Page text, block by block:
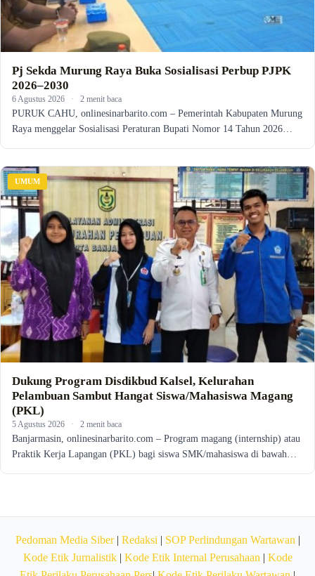
Pj Sekda Murung Raya Buka Sosialisasi Perbup PJPK
2026–2030
6 Agustus 2026 · 2 menit baca
PURUK CAHU, onlinesinarbarito.com – Pemerintah Kabupaten Murung
Raya menggelar Sosialisasi Peraturan Bupati Nomor 14 Tahun 2026…
UMUM
Dukung Program Disdikbud Kalsel, Kelurahan
Pelambuan Sambut Hangat Siswa/Mahasiswa Magang
(PKL)
5 Agustus 2026 · 2 menit baca
Banjarmasin, onlinesinarbarito.com – Program magang (internship) atau
Praktik Kerja Lapangan (PKL) bagi siswa SMK/mahasiswa di bawah…
Pedoman Media Siber| Redaksi | SOP Perlindungan Wartawan |
Kode Etik Jurnalistik| Kode Etik Internal Perusahaan | Kode